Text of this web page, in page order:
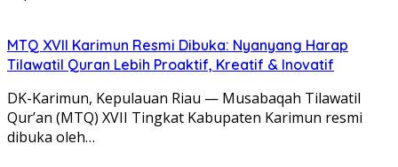
MTQ XVII Karimun Resmi Dibuka: Nyanyang Harap
Tilawatil Quran Lebih Proaktif, Kreatif & Inovatif
DK-Karimun, Kepulauan Riau — Musabaqah Tilawatil
Qur’an (MTQ) XVII Tingkat Kabupaten Karimun resmi
dibuka oleh…